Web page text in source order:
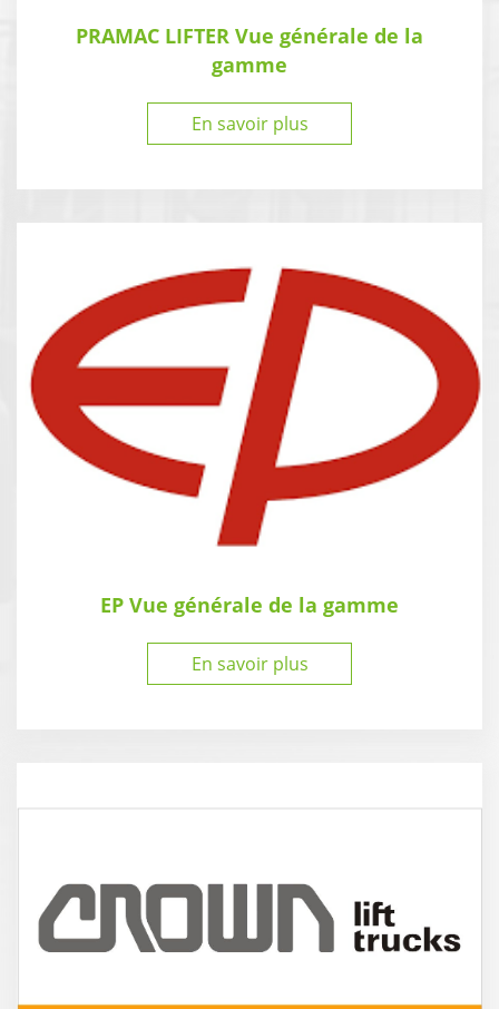
PRAMAC LIFTER Vue générale de la
gamme
En savoir plus
EP Vue générale de la gamme
En savoir plus